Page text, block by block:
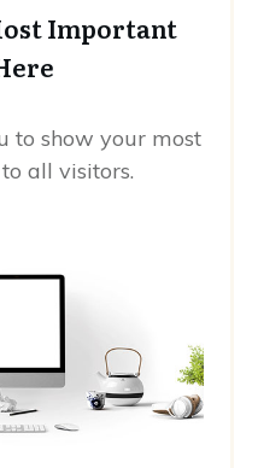
Important
to show your most
all visitors.